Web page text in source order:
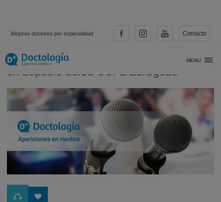
Mejores doctores por especialidad Contacto
MENU
Entrevista a la Dra. Carmen Moral Ríos
en Espacio Salud COPE Zaragoza